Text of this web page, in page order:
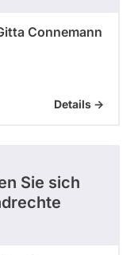
Connemann
Details ->
Sie sich